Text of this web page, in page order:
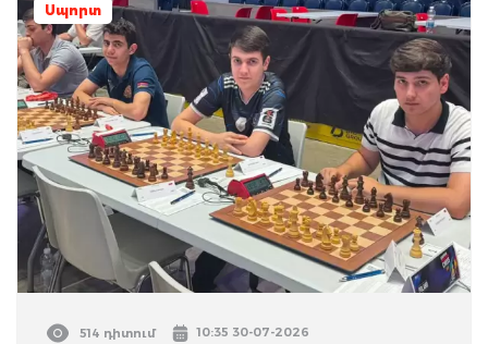
Սպորտ
514 դիտում 10:35 30-07-2026